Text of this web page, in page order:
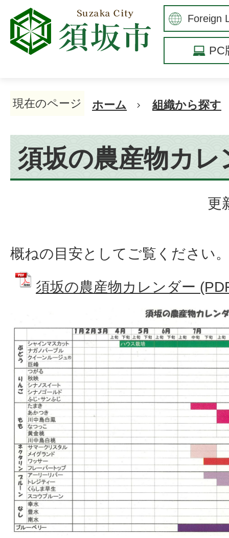
PC
現在のページ ホーム 組織から探す
須坂の農産物カレ
更
概ねの目安としてご覧ください
須坂の農産物カレンダー